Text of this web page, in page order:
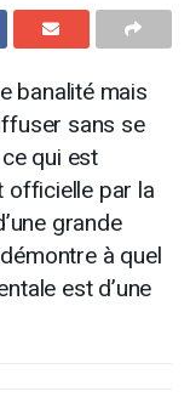
banalité mais
sans se
qui est
officielle par la
grande
à quel
est d’une